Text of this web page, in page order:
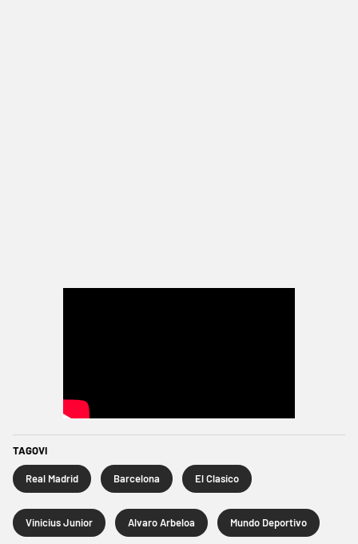
TAGOVI
Real Madrid Barcelona El Clasico
Vinicius Junior Alvaro Arbeloa Mundo Deportivo